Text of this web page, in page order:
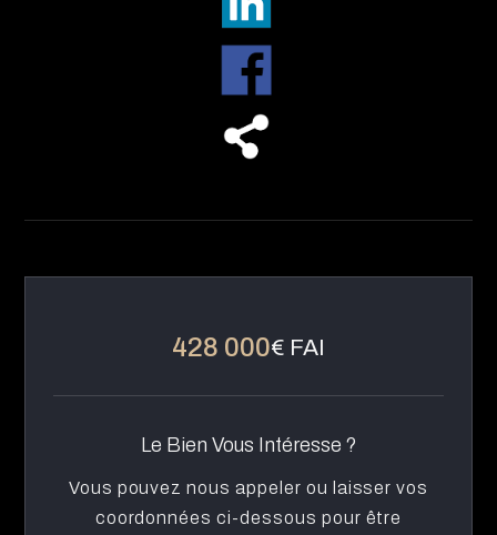
428 000€ FAI
Le Bien Vous Intéresse ?
Vous pouvez nous appeler ou laisser vos
coordonnées ci-dessous pour être